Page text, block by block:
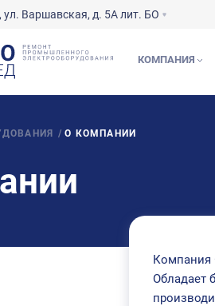
ул. Варшавская, д. 5А лит. БО
КОМПАНИЯ
/ О КОМПАНИИ
Компания
Обладает